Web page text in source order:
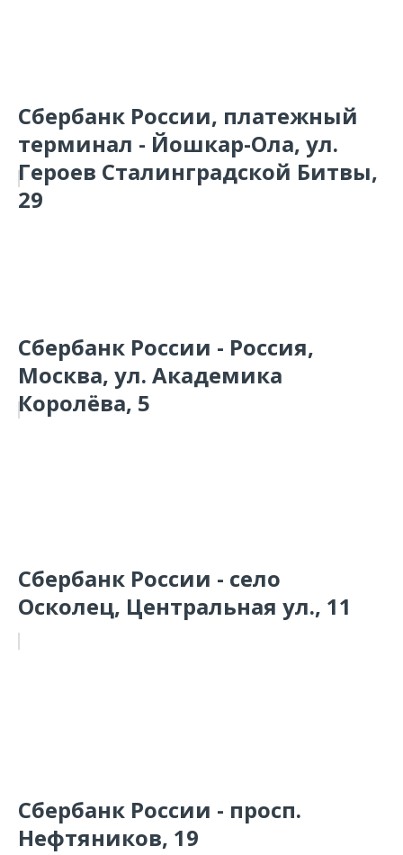
Сбербанк России, платежный
терминал - Йошкар-Ола, ул.
Героев Сталинградской Битвы,
29
Сбербанк России - Россия,
Москва, ул. Академика
Королёва, 5
Сбербанк России - село
Осколец, Центральная ул., 11
Сбербанк России - просп.
Нефтяников, 19